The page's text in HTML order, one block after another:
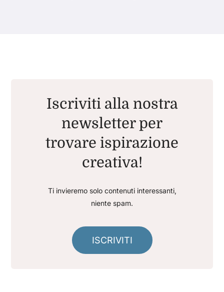
Iscriviti alla nostra
newsletter per
trovare ispirazione
creativa!
Ti invieremo solo contenuti interessanti,
niente spam.
ISCRIVITI